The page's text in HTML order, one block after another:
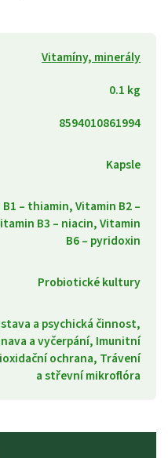
Vitamíny, minerály
0.1 kg
8594010861994
Kapsle
– thiamin, Vitamin B2 –
B3 – niacin, Vitamin
B6 – pyridoxin
Probiotické kultury
a psychická činnost,
a vyčerpání, Imunitní
ochrana, Trávení
a střevní mikroflóra